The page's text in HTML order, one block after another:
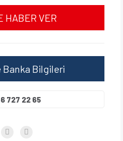
HABER VER
Banka Bilgileri
727 22 65